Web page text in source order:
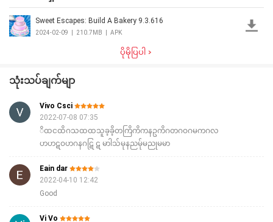
Sudoku.com
- classic
sudoku
Rescue Cut
- Rope
Puzzle
Butterbean's
Matching
Sweet Escapes: Build A Bakery 9.3.616
2024-02-09 210.7MB APK
ပိုမိုပြပါ
သုံးသပ်ချက်မျာ
Vivo Csci
2022-07-08 07:35
ိထငထိဂသထထသူခ့ခိ့တကြိကိကနဥကိဂတဂဝဂမကဂလ
ဟဟဋဝဟဂနဂဋြ ဋ မာါသ်မုနညမ်ုမညုမမာ
Eain dar
2022-04-10 12:42
Good
Vi Vo